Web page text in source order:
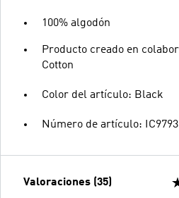
100% algodón
Producto creado en
Cotton
Color del artículo: Black
Número de artículo: IC9793
Valoraciones (35)